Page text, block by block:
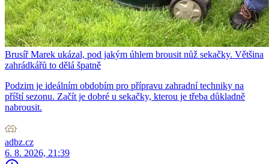
Brusíř Marek ukázal, pod jakým úhlem brousit nůž sekačky. Většina
zahrádkářů to dělá špatně
Podzim je ideálním obdobím pro přípravu zahradní techniky na
příští sezonu. Začít je dobré u sekačky, kterou je třeba důkladně
nabrousit.
adbz.cz
6. 8. 2026, 21:39